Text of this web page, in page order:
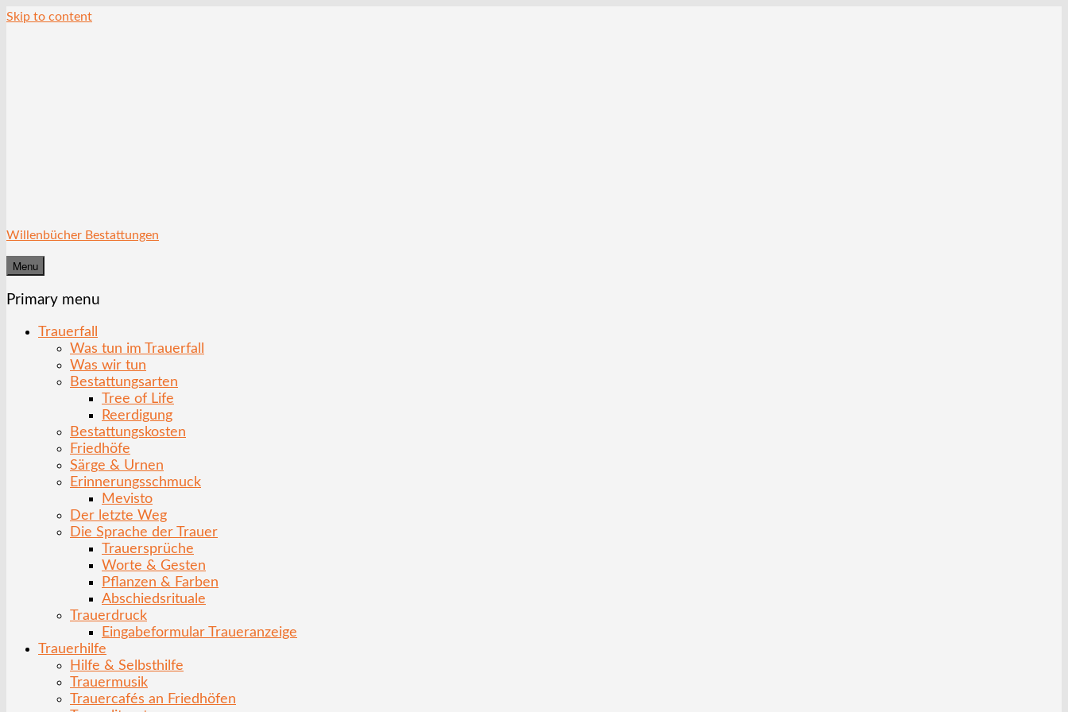
Skip to content
Willenbücher Bestattungen
Menu
Primary menu
Trauerfall
Was tun im Trauerfall
Was wir tun
Bestattungsarten
Tree of Life
Reerdigung
Bestattungskosten
Friedhöfe
Särge & Urnen
Erinnerungsschmuck
Mevisto
Der letzte Weg
Die Sprache der Trauer
Trauersprüche
Worte & Gesten
Pflanzen & Farben
Abschiedsrituale
Trauerdruck
Eingabeformular Traueranzeige
Trauerhilfe
Hilfe & Selbsthilfe
Trauermusik
Trauercafés an Friedhöfen